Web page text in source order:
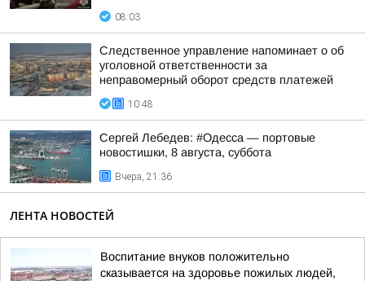
08:03
Следственное управление напоминает о об
уголовной ответственности за
неправомерный оборот средств платежей
10:48
Сергей Лебедев: #Одесса — портовые
новостишки, 8 августа, суббота
Вчера, 21:36
ЛЕНТА НОВОСТЕЙ
Воспитание внуков положительно
сказывается на здоровье пожилых людей,